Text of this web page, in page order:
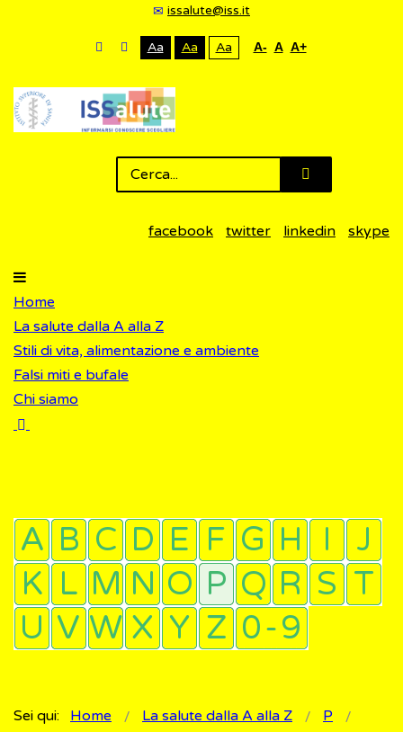
issalute@iss.it
Aa Aa Aa A- A A+
facebook twitter linkedin skype
Home
La salute dalla A alla Z
Stili di vita, alimentazione e ambiente
Falsi miti e bufale
Chi siamo
Sei qui: Home La salute dalla A alla Z
P